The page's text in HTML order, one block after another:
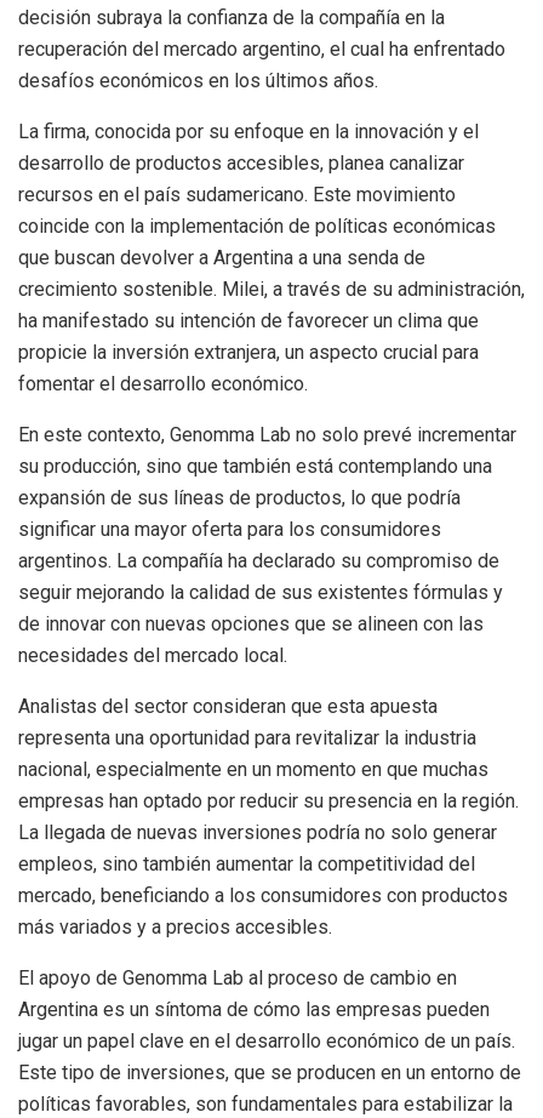
decisión subraya la confianza de la compañía en la
recuperación del mercado argentino, el cual ha enfrentado
desafíos económicos en los últimos años.
La firma, conocida por su enfoque en la innovación y el
desarrollo de productos accesibles, planea canalizar
recursos en el país sudamericano. Este movimiento
coincide con la implementación de políticas económicas
que buscan devolver a Argentina a una senda de
crecimiento sostenible. Milei, a través de su administración,
ha manifestado su intención de favorecer un clima que
propicie la inversión extranjera, un aspecto crucial para
fomentar el desarrollo económico.
En este contexto, Genomma Lab no solo prevé incrementar
su producción, sino que también está contemplando una
expansión de sus líneas de productos, lo que podría
significar una mayor oferta para los consumidores
argentinos. La compañía ha declarado su compromiso de
seguir mejorando la calidad de sus existentes fórmulas y
de innovar con nuevas opciones que se alineen con las
necesidades del mercado local.
Analistas del sector consideran que esta apuesta
representa una oportunidad para revitalizar la industria
nacional, especialmente en un momento en que muchas
empresas han optado por reducir su presencia en la región.
La llegada de nuevas inversiones podría no solo generar
empleos, sino también aumentar la competitividad del
mercado, beneficiando a los consumidores con productos
más variados y a precios accesibles.
El apoyo de Genomma Lab al proceso de cambio en
Argentina es un síntoma de cómo las empresas pueden
jugar un papel clave en el desarrollo económico de un país.
Este tipo de inversiones, que se producen en un entorno de
políticas favorables, son fundamentales para estabilizar la